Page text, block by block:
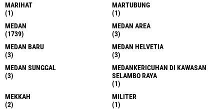
MARIHAT
(1)
MARTUBUNG
(1)
MEDAN
(1739)
MEDAN AREA
(3)
MEDAN BARU
(3)
MEDAN HELVETIA
(3)
MEDAN SUNGGAL
(3)
MEDANKERICUHAN DI KAWASAN
SELAMBO RAYA
(1)
MEKKAH
(2)
MILITER
(1)